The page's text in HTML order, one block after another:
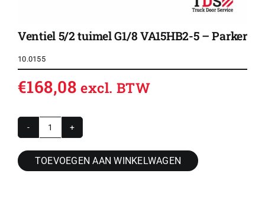
Ventiel 5/2 tuimel G1/8 VA15HB2-5 – Parker
10.0155
€168,08 excl. BTW
Ventiel
5/2
tuimel
TOEVOEGEN AAN WINKELWAGEN